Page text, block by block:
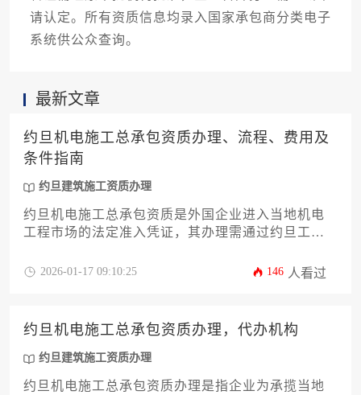
请认定。所有资质信息均录入国家承包商分类电子
系统供公众查询。
最新文章
约旦机电施工总承包资质办理、流程、费用及
条件指南
约旦建筑施工资质办理
约旦机电施工总承包资质是外国企业进入当地机电
工程市场的法定准入凭证，其办理需通过约旦工程
预审、文件提交、现场核查及许可证颁发四大阶
2026-01-17 09:10:25 146 人看过
约旦机电施工总承包资质办理，代办机构
约旦建筑施工资质办理
约旦机电施工总承包资质办理是指企业为承揽当地